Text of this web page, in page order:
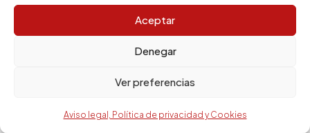
Aceptar
Denegar
Ver preferencias
Aviso legal, Política de privacidad y Cookies
Piso